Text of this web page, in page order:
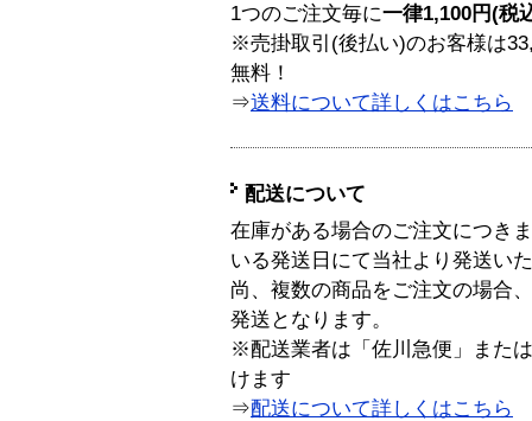
1つのご注文毎に一律1,100円(税
※売掛取引(後払い)のお客様は
無料！
⇒送料について詳しくはこちら
配送について
在庫がある場合のご注文につき
いる発送日にて当社より発送い
尚、複数の商品をご注文の場合
発送となります。
※配送業者は「佐川急便」また
けます
⇒配送について詳しくはこちら